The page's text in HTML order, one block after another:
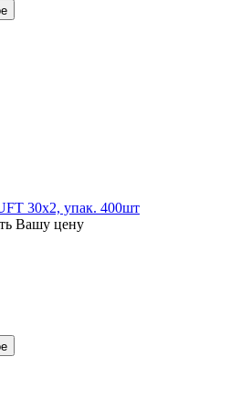
30х2, упак. 400шт
Вашу цену